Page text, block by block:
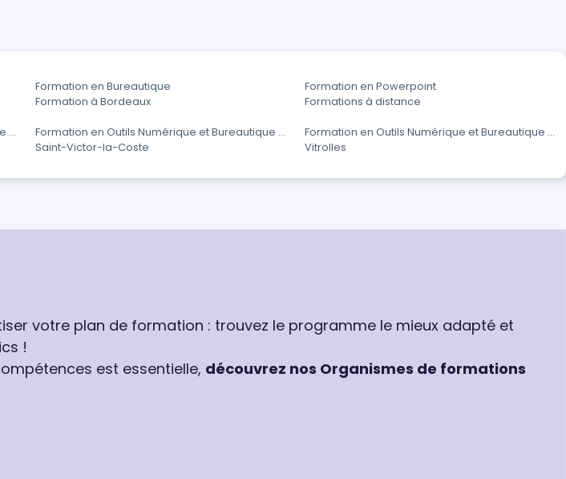
Formation en Bureautique
Formation en Powerpoint
Formation à Bordeaux
Formations à distance
à
Formation en Outils Numérique et Bureautique à
Saint-Victor-la-Coste
Formation en Outils Numérique et Bureautique à
Vitrolles
votre plan de formation : trouvez le programme le mieux adapté et
!
est essentielle, découvrez nos Organismes de formations